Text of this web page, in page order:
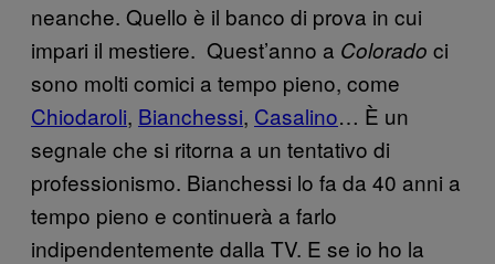
neanche. Quello è il banco di prova in cui
impari il mestiere. Quest’anno a Colorado ci
sono molti comici a tempo pieno, come
Chiodaroli, Bianchessi, Casalino… È un
segnale che si ritorna a un tentativo di
professionismo. Bianchessi lo fa da 40 anni a
tempo pieno e continuerà a farlo
indipendentemente dalla TV. E se io ho la